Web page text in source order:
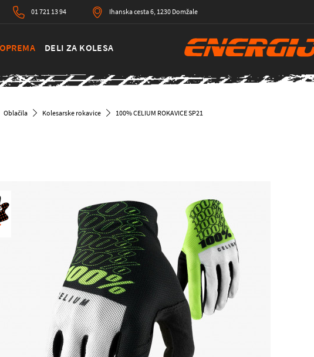
01 721 13 94 Ihanska cesta 6, 1230 Domžale
DELI ZA KOLESA
Oblačila Kolesarske rokavice 100% CELIUM ROKAVICE SP21